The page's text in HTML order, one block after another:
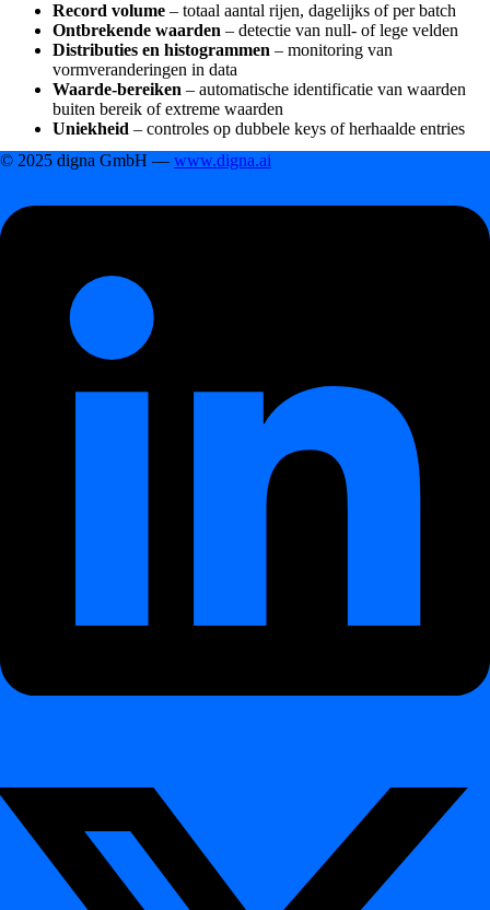
Record volume – totaal aantal rijen, dagelijks of per batch
Ontbrekende waarden – detectie van null- of lege velden
Distributies en histogrammen – monitoring van
vormveranderingen in data
Waarde-bereiken – automatische identificatie van waarden
buiten bereik of extreme waarden
Uniekheid – controles op dubbele keys of herhaalde entries
Intelligente anomaliedetectie¶
om dynamisch verwachte grenzen
logische relaties
Zet AI in om drempels automatisch aan te passen op basis van
tijdstip of seizoenspatronen
Onderscheidt statistische fluctuaties
Levert gedetailleerde metrics en betrouwbaarheidscores per
Hieronder voorbeelden van reële problemen die automatisch worden
Data Anomalies
Missing or
Data-extracties voltooid maar kritieke kolommen
drifts
regio verandert onverwacht
stedenlijst
Sudden
uniqueness
Voorheen unieke ID's beginnen te dupliceren door
upstream join-fouten
© 2025 digna GmbH — www.digna.ai